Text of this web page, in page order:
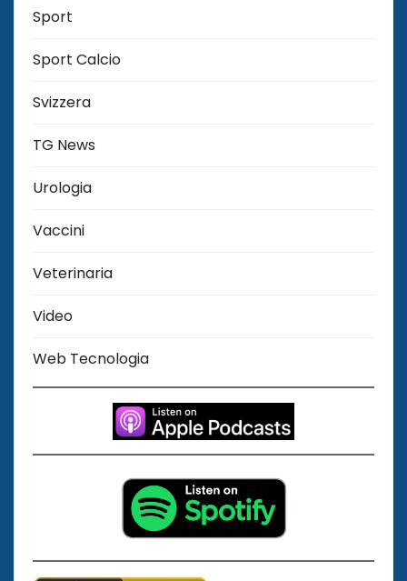
Sport
Sport Calcio
Svizzera
TG News
Urologia
Vaccini
Veterinaria
Video
Web Tecnologia